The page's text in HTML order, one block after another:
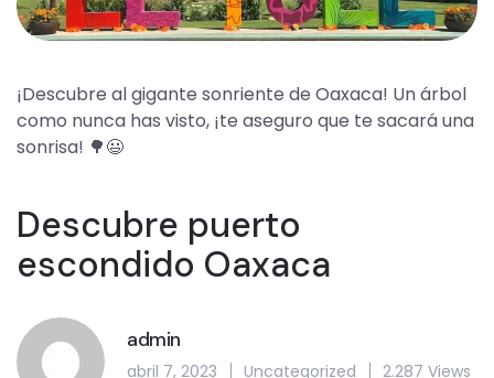
¡Descubre al gigante sonriente de Oaxaca! Un árbol
como nunca has visto, ¡te aseguro que te sacará una
sonrisa! 🌳😃
Descubre puerto
escondido Oaxaca
admin
abril 7, 2023 Uncategorized 2.287 Views